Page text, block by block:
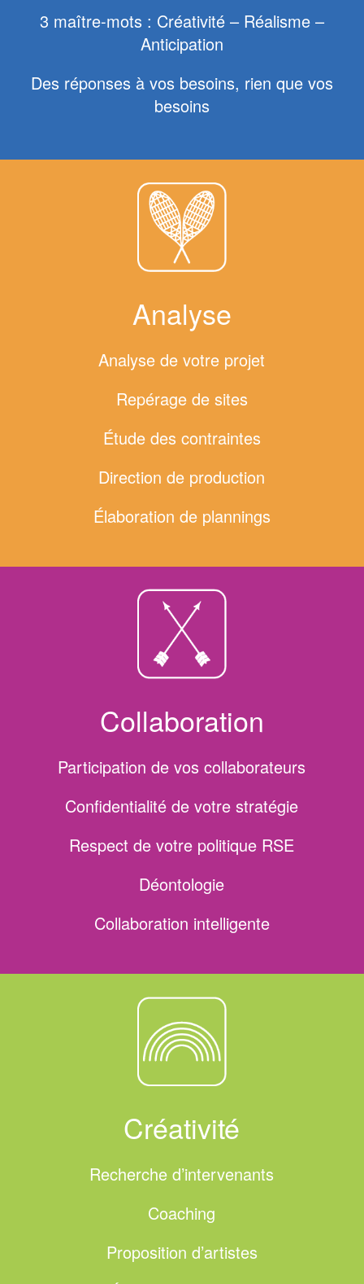
3 maître-mots : Créativité – Réalisme –
Anticipation
Des réponses à vos besoins, rien que vos
besoins
Analyse
Analyse de votre projet
Repérage de sites
Étude des contraintes
Direction de production
Élaboration de plannings
Collaboration
Participation de vos collaborateurs
Confidentialité de votre stratégie
Respect de votre politique RSE
Déontologie
Collaboration intelligente
Créativité
Recherche d’intervenants
Coaching
Proposition d’artistes